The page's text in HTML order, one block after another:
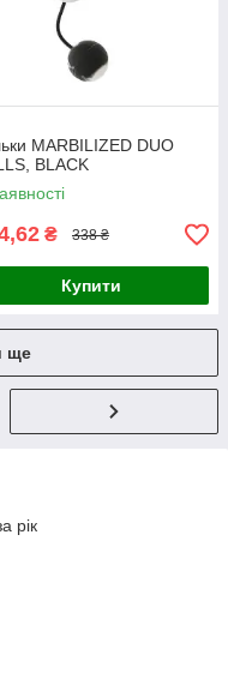
MARBILIZED DUO
BLACK
₴ 338 ₴
Купити
ще
рік